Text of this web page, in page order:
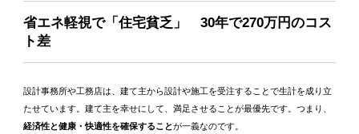
省エネ軽視で「住宅貧乏」 30年で270万円のコス
ト差
設計事務所や工務店は、建て主から設計や施工を受注することで生計を成り立
たせています。建て主を幸せにして、満足させることが最優先です。つまり、
経済性と健康・快適性を確保することが一義なのです。